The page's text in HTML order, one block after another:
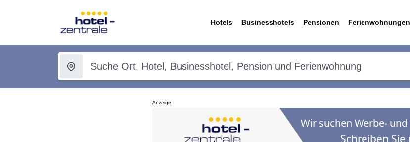
Hotels Businesshotels Pensionen Ferienwohnungen
Anzeige